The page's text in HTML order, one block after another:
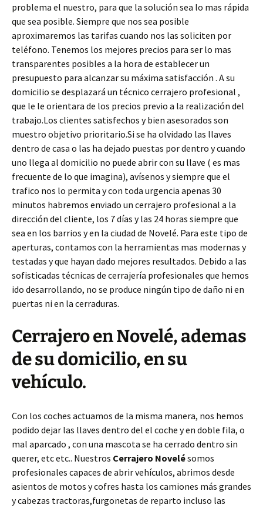
problema el nuestro, para que la solución sea lo mas rápida
que sea posible. Siempre que nos sea posible
aproximaremos las tarifas cuando nos las soliciten por
teléfono. Tenemos los mejores precios para ser lo mas
transparentes posibles a la hora de establecer un
presupuesto para alcanzar su máxima satisfacción . A su
domicilio se desplazará un técnico cerrajero profesional ,
que le le orientara de los precios previo a la realización del
trabajo.Los clientes satisfechos y bien asesorados son
muestro objetivo prioritario.Si se ha olvidado las llaves
dentro de casa o las ha dejado puestas por dentro y cuando
uno llega al domicilio no puede abrir con su llave ( es mas
frecuente de lo que imagina), avísenos y siempre que el
trafico nos lo permita y con toda urgencia apenas 30
minutos habremos enviado un cerrajero profesional a la
dirección del cliente, los 7 días y las 24 horas siempre que
sea en los barrios y en la ciudad de Novelé. Para este tipo de
aperturas, contamos con la herramientas mas modernas y
testadas y que hayan dado mejores resultados. Debido a las
sofisticadas técnicas de cerrajería profesionales que hemos
ido desarrollando, no se produce ningún tipo de daño ni en
puertas ni en la cerraduras.
Cerrajero en Novelé, ademas
de su domicilio, en su
vehículo.
Con los coches actuamos de la misma manera, nos hemos
podido dejar las llaves dentro del el coche y en doble fila, o
mal aparcado , con una mascota se ha cerrado dentro sin
querer, etc etc.. Nuestros Cerrajero Novelésomos
profesionales capaces de abrir vehículos, abrimos desde
asientos de motos y cofres hasta los camiones más grandes
y cabezas tractoras,furgonetas de reparto incluso las